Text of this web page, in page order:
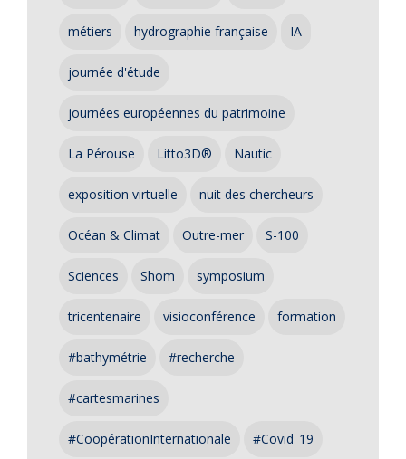
métiers hydrographie française IA
journée d'étude
journées européennes du patrimoine
La Pérouse Litto3D® Nautic
exposition virtuelle nuit des chercheurs
Océan & Climat Outre-mer S-100
Sciences Shom symposium
tricentenaire visioconférence formation
#bathymétrie #recherche
#cartesmarines
#CoopérationInternationale #Covid_19